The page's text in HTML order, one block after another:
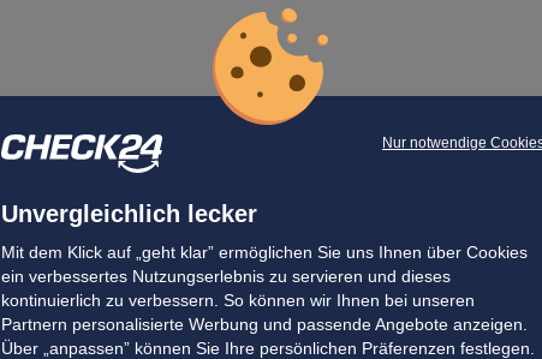
Nur notwendige
Unvergleichlich lecker
Mit dem Klick auf „geht klar” ermöglichen Sie uns Ihnen über Cookies
ein verbessertes Nutzungserlebnis zu servieren und dieses
kontinuierlich zu verbessern. So können wir Ihnen bei unseren
Partnern personalisierte Werbung und passende Angebote anzeigen.
Über „anpassen” können Sie Ihre persönlichen Präferenzen festlegen.